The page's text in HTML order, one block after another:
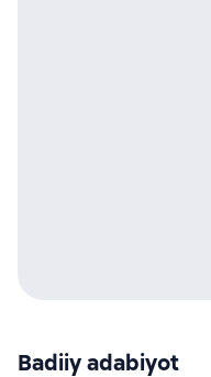
Badiiy adabiyot